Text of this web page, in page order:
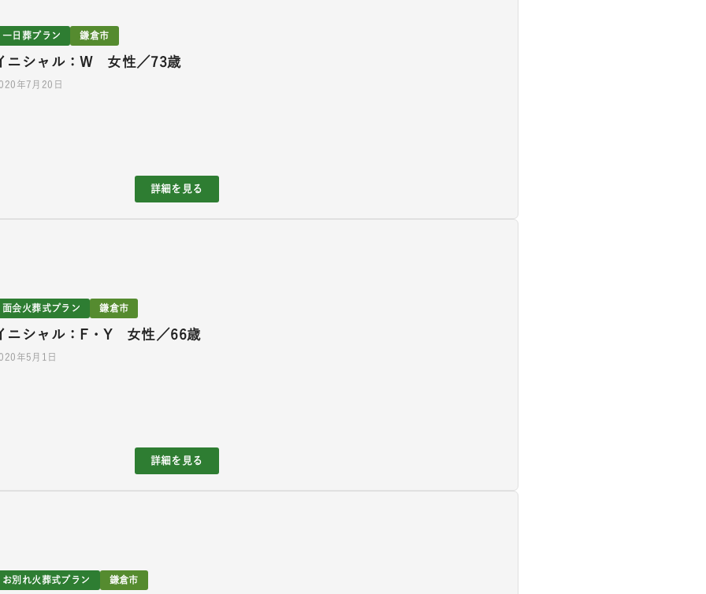
一日葬プラン 鎌倉市
ニシャル：W 女性／73歳
年7月20日
詳細を見る
面会火葬式プラン 鎌倉市
ニシャル：F・Y 女性／66歳
年5月1日
詳細を見る
お別れ火葬式プラン 鎌倉市